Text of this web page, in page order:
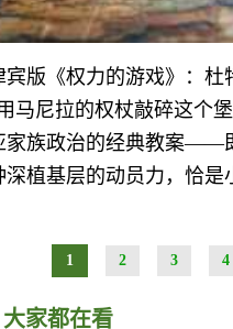
版《权力的游戏》：
马尼拉的权杖敲碎这个
家族政治的经典教案——
植基层的动员力，恰是
1 2 3 4
大家都在看